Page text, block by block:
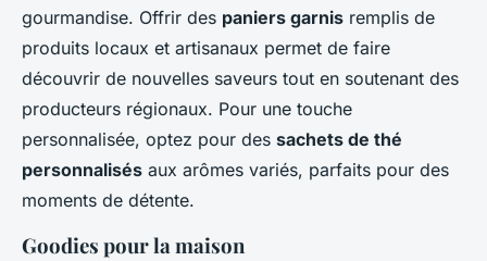
gourmandise. Offrir des paniers garnis remplis de
produits locaux et artisanaux permet de faire
découvrir de nouvelles saveurs tout en soutenant des
producteurs régionaux. Pour une touche
personnalisée, optez pour des sachets de thé
personnalisés aux arômes variés, parfaits pour des
moments de détente.
Goodies pour la maison